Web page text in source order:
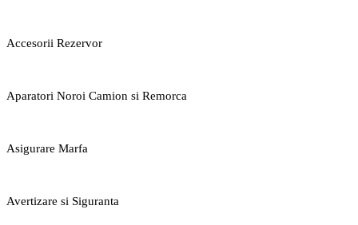
Accesorii Rezervor
Aparatori Noroi Camion si Remorca
Asigurare Marfa
Avertizare si Siguranta